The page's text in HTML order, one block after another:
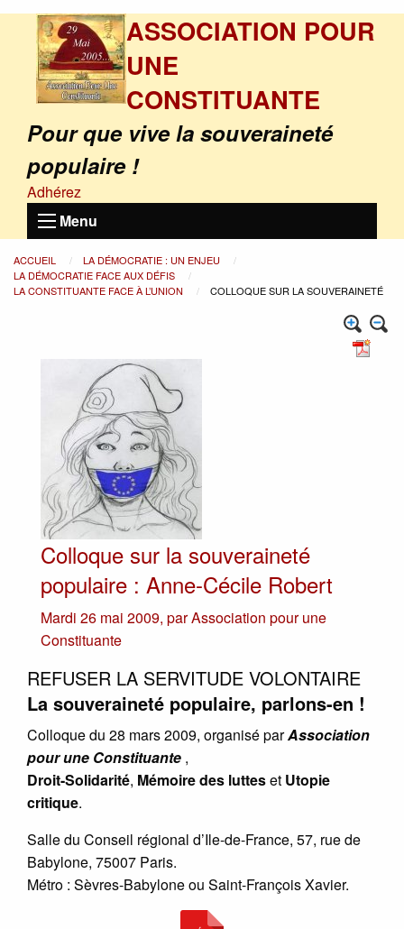
ASSOCIATION POUR
UNE
CONSTITUANTE
Pour que vive la souveraineté
populaire !
Adhérez
Menu
ACCUEIL
LA DÉMOCRATIE : UN ENJEU
LA DÉMOCRATIE FACE AUX DÉFIS
LA CONSTITUANTE FACE À L’UNION
COLLOQUE SUR LA SOUVERAINETÉ
Colloque sur la souveraineté
populaire : Anne-Cécile Robert
Mardi 26 mai 2009, parAssociation pour une
Constituante
REFUSER LA SERVITUDE VOLONTAIRE
La souveraineté populaire, parlons-en !
Colloque du 28 mars 2009, organisé parAssociation
pour une Constituante ,
Droit-Solidarité, Mémoire des lutteset Utopie
critique.
Salle du Conseil régional d’Ile-de-France, 57, rue de
Babylone, 75007 Paris.
Métro : Sèvres-Babylone ou Saint-François Xavier.